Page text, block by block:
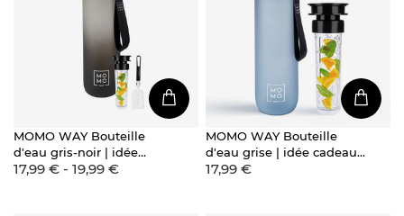
MOMO WAY Bouteille
d'eau gris-noir | idée
cadeau | BPA free | Tritan
17,99 € - 19,99 €
MOMO WAY Bouteille
d'eau grise | idée cadeau |
BPA free | Tritan
17,99 €